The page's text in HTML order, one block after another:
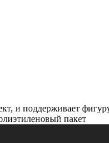
и поддерживает
пакет